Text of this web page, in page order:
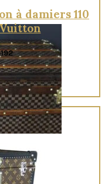
à damiers 110